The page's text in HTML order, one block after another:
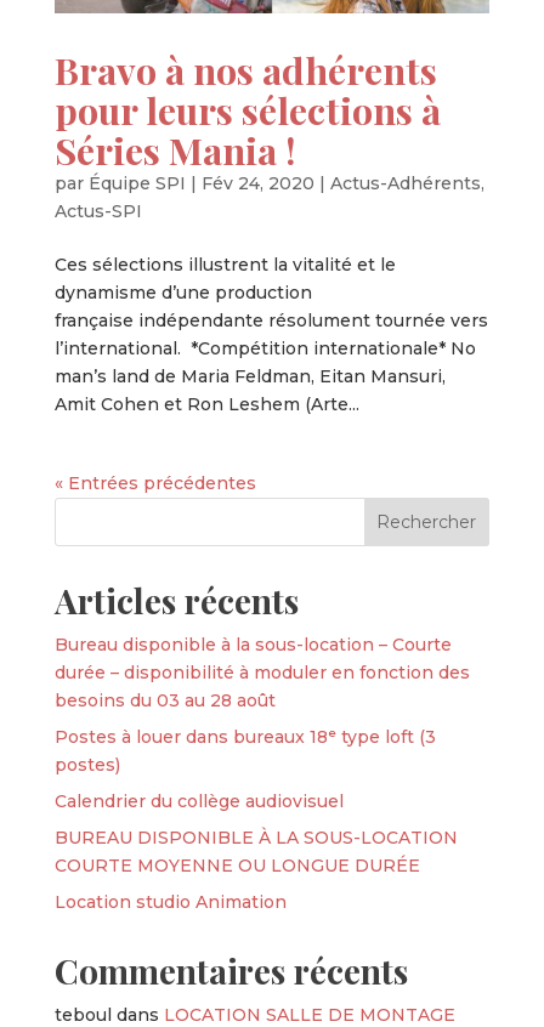
Bravo à nos adhérents
pour leurs sélections à
Séries Mania !
par Équipe SPI | Fév 24, 2020 | Actus-Adhérents,
Actus-SPI
Ces sélections illustrent la vitalité et le
dynamisme d’une production
française indépendante résolument tournée vers
l’international. *Compétition internationale* No
man’s land de Maria Feldman, Eitan Mansuri,
Amit Cohen et Ron Leshem (Arte...
« Entrées précédentes
Articles récents
Bureau disponible à la sous-location – Courte
durée – disponibilité à moduler en fonction des
besoins du 03 au 28 août
Postes à louer dans bureaux 18ᵉ type loft (3
postes)
Calendrier du collège audiovisuel
BUREAU DISPONIBLE À LA SOUS-LOCATION
COURTE MOYENNE OU LONGUE DURÉE
Location studio Animation
Commentaires récents
teboul dans LOCATION SALLE DE MONTAGE